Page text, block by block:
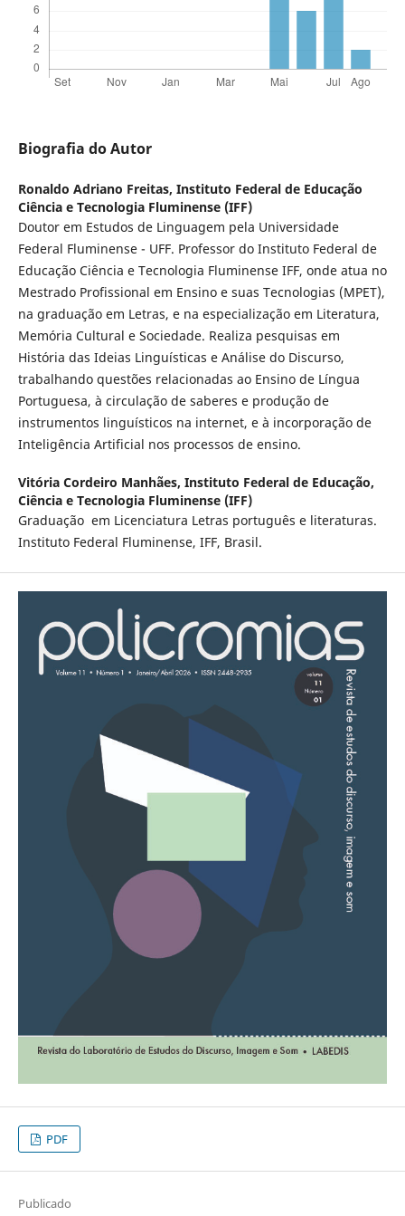
Biografia do Autor
Ronaldo Adriano Freitas, Instituto Federal de Educação
Ciência e Tecnologia Fluminense (IFF)
Doutor em Estudos de Linguagem pela Universidade
Federal Fluminense - UFF. Professor do Instituto Federal de
Educação Ciência e Tecnologia Fluminense IFF, onde atua no
Mestrado Profissional em Ensino e suas Tecnologias (MPET),
na graduação em Letras, e na especialização em Literatura,
Memória Cultural e Sociedade. Realiza pesquisas em
História das Ideias Linguísticas e Análise do Discurso,
trabalhando questões relacionadas ao Ensino de Língua
Portuguesa, à circulação de saberes e produção de
instrumentos linguísticos na internet, e à incorporação de
Inteligência Artificial nos processos de ensino.
Vitória Cordeiro Manhães, Instituto Federal de Educação,
Ciência e Tecnologia Fluminense (IFF)
Graduação em Licenciatura Letras português e literaturas.
Instituto Federal Fluminense, IFF, Brasil.
PDF
Publicado